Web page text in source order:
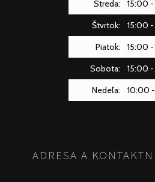
Streda:
15:00
Štvrtok:
15:00
Piatok:
15:00
Sobota:
15:00
Nedeľa:
10:00
ADRESA A